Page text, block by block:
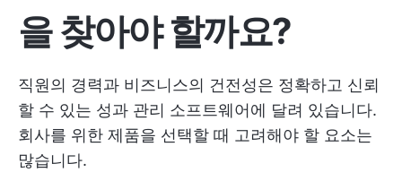
을 찾아야 할까요?
직원의 경력과 비즈니스의 건전성은 정확하고 신뢰
할 수 있는 성과 관리 소프트웨어에 달려 있습니다.
회사를 위한 제품을 선택할 때 고려해야 할 요소는
많습니다.